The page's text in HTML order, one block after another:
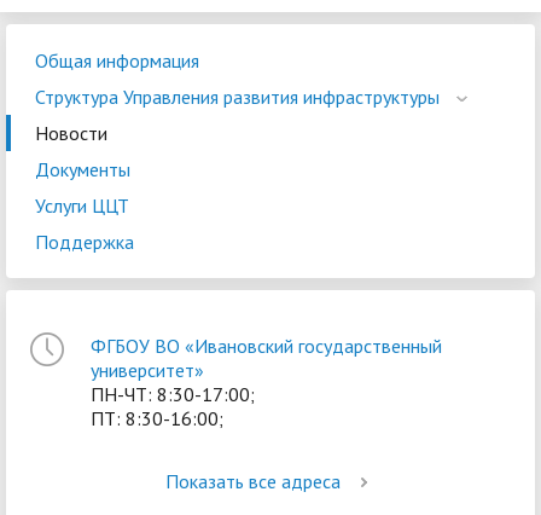
Общая информация
Структура Управления развития инфраструктуры
Новости
Документы
Услуги ЦЦТ
Поддержка
ФГБОУ ВО «Ивановский государственный
университет»
ПН-ЧТ: 8:30-17:00;
ПТ: 8:30-16:00;
Показать все адреса